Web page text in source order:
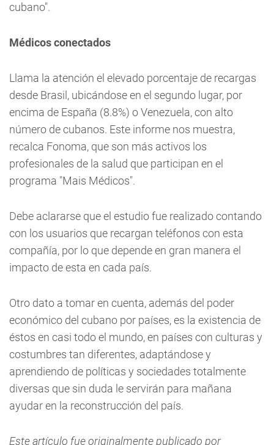
cubano".
Médicos conectados
Llama la atención el elevado porcentaje de recargas
desde Brasil, ubicándose en el segundo lugar, por
encima de España (8.8%) o Venezuela, con alto
número de cubanos. Este informe nos muestra,
recalca Fonoma, que son más activos los
profesionales de la salud que participan en el
programa "Mais Médicos".
Debe aclararse que el estudio fue realizado contando
con los usuarios que recargan teléfonos con esta
compañía, por lo que depende en gran manera el
impacto de esta en cada país.
Otro dato a tomar en cuenta, además del poder
económico del cubano por países, es la existencia de
éstos en casi todo el mundo, en países con culturas y
costumbres tan diferentes, adaptándose y
aprendiendo de políticas y sociedades totalmente
diversas que sin duda le servirán para mañana
ayudar en la reconstrucción del país.
Este artículo fue originalmente publicado por